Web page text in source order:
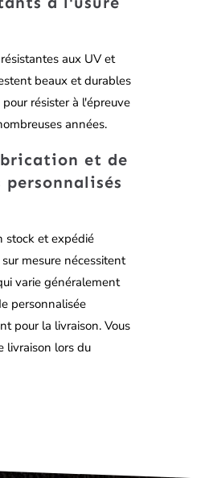
à l'usure
aux UV et
beaux et durables
résister à l'épreuve
années.
et de
stock et expédié
mesure nécessitent
varie généralement
personnalisée
pour la livraison. Vous
livraison lors du